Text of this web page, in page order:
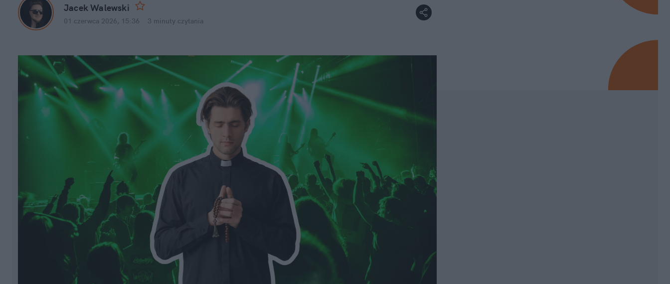
Jacek Walewski
01 czerwca 2026, 15:36 3 minuty czytania